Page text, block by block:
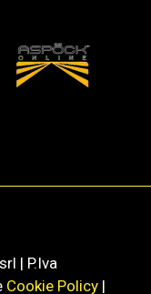
| P.Iva
Cookie Policy|